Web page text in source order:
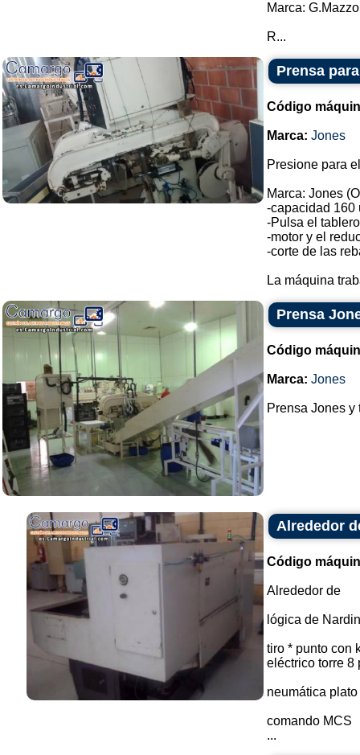
Marca:
R...
Prensa
Código
Marca: Jones
Presione para
Marca: Jones
-capacidad 160
-Pulsa el
-motor y el
-corte de las
La máquina
Prensa
Código
Marca: Jones
Prensa Jones y
Alrededor
Código
Alrededor de
lógica de
tiro * punto con
eléctrico torre 8
neumática
comando MCS
...